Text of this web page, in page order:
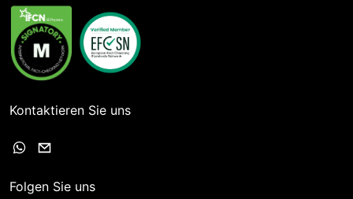
Kontaktieren Sie uns
Folgen Sie uns